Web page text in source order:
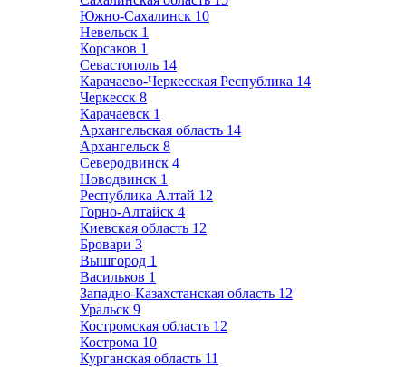
Южно-Сахалинск 10
Невельск 1
Корсаков 1
Севастополь 14
Карачаево-Черкесская Республика 14
Черкесск 8
Карачаевск 1
Архангельская область 14
Архангельск 8
Северодвинск 4
Новодвинск 1
Республика Алтай 12
Горно-Алтайск 4
Киевская область 12
Бровари 3
Вышгород 1
Васильков 1
Западно-Казахстанская область 12
Уральск 9
Костромская область 12
Кострома 10
Курганская область 11